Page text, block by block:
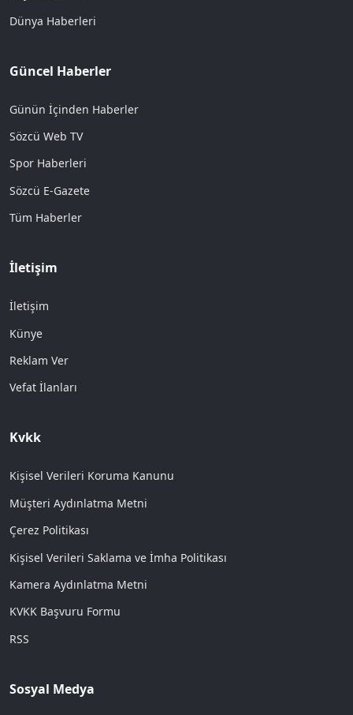
Dünya Haberleri
Güncel Haberler
Günün İçinden Haberler
Sözcü Web TV
Spor Haberleri
Sözcü E-Gazete
Tüm Haberler
İletişim
İletişim
Künye
Reklam Ver
Vefat İlanları
Kvkk
Kişisel Verileri Koruma Kanunu
Müşteri Aydınlatma Metni
Çerez Politikası
Kişisel Verileri Saklama ve İmha Politikası
Kamera Aydınlatma Metni
KVKK Başvuru Formu
RSS
Sosyal Medya